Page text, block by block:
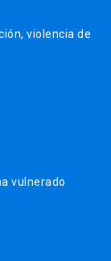
violencia de
vulnerado